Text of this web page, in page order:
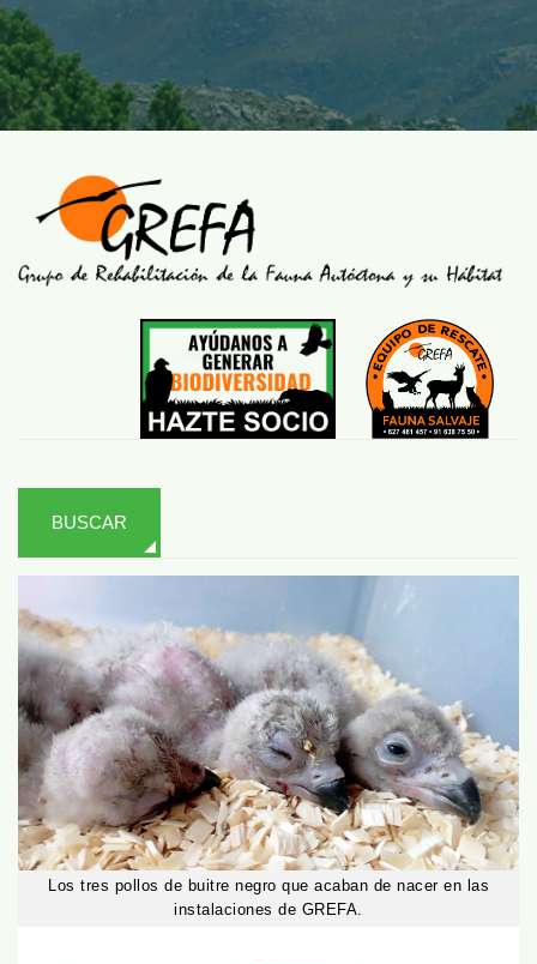
BUSCAR
Los tres pollos de buitre negro que acaban de nacer en las
instalaciones de GREFA.